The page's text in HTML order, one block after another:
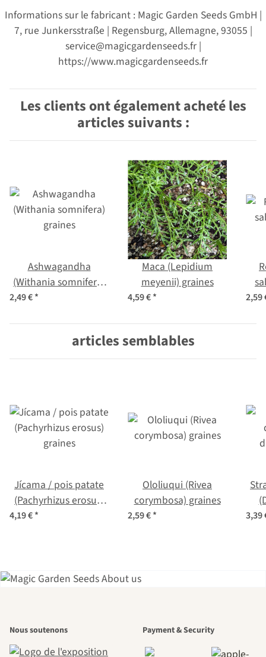
Informations sur le fabricant : Magic Garden Seeds GmbH |
7, rue Junkersstraße | Regensburg, Allemagne, 93055 |
service@magicgardenseeds.fr |
https://www.magicgardenseeds.fr
Les clients ont également acheté les
articles suivants :
Ashwagandha
(Withania somnifera)
2,49 €*
Maca (Lepidium
meyenii) graines
4,59 €* 2,59
articles semblables
Jícama / pois patate
(Pachyrhizus erosus)
4,19 €*
Ololiuqui (Rivea
corymbosa) graines
2,59 €* 3,39
beaux
Nous soutenons Payment & Security